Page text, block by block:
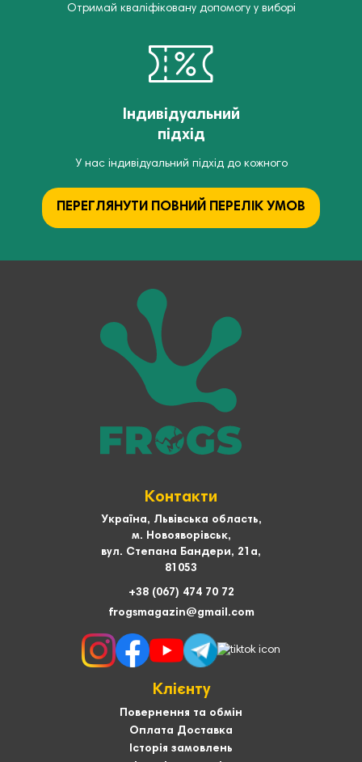
Отримай кваліфіковану допомогу у виборі
Індивідуальний
підхід
У нас індивідуальний підхід до кожного
ПЕРЕГЛЯНУТИ ПОВНИЙ ПЕРЕЛІК УМОВ
Контакти
Україна, Львівська область,
м. Новояворівськ,
вул. Степана Бандери, 21а,
81053
+38 (067) 474 70 72
frogsmagazin@gmail.com
Клієнту
Повернення та обмін
Оплата Доставка
Історія замовлень